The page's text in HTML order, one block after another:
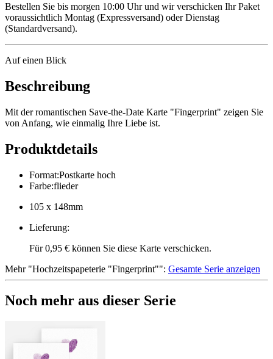
Bestellen Sie bis morgen 10:00 Uhr und wir verschicken Ihr Paket
voraussichtlich Montag (Expressversand) oder Dienstag
(Standardversand).
Auf einen Blick
Beschreibung
Mit der romantischen Save-the-Date Karte "Fingerprint" zeigen Sie
von Anfang, wie einmalig Ihre Liebe ist.
Produktdetails
Format:Postkarte hoch
Farbe:flieder
105 x 148mm
Lieferung:
Für 0,95 € können Sie diese Karte verschicken.
Mehr"Hochzeitspapeterie "Fingerprint"": Gesamte Serie anzeigen
Noch mehr aus dieser Serie